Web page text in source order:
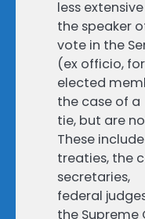
less
the speaker
vote in the
(ex officio,
elected
the case of a
tie, but are
These
treaties, the
secretaries,
federal
the Supreme